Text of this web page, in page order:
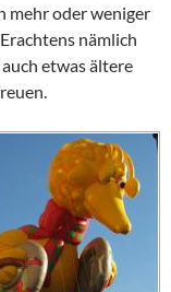
mehr oder weniger
nämlich
etwas ältere